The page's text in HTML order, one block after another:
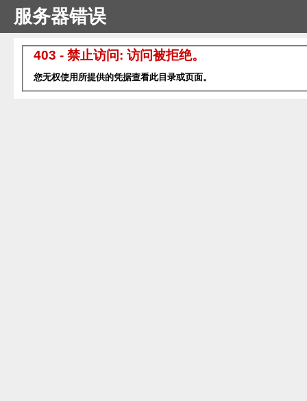
服务器错误
403 - 禁止访问: 访问被拒绝。
您无权使用所提供的凭据查看此目录或页面。